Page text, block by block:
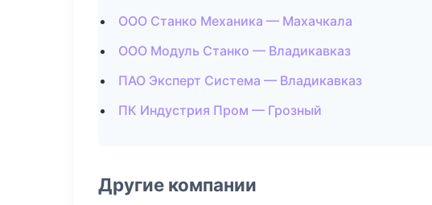
ООО Станко Механика — Махачкала
ООО Модуль Станко — Владикавказ
ПАО Эксперт Система — Владикавказ
ПК Индустрия Пром — Грозный
Другие компании